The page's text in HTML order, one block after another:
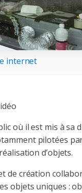
internet
où il est mis à sa
pilotées
d’objets.
de création
objets uniques :